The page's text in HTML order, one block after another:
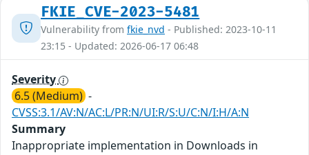
FKIE_CVE-2023-5481
Vulnerability from fkie_nvd - Published: 2023-10-11
23:15 - Updated: 2026-06-17 06:48
Severity
6.5 (Medium) -
CVSS:3.1/AV:N/AC:L/PR:N/UI:R/S:U/C:N/I:H/A:N
Summary
Inappropriate implementation in Downloads in